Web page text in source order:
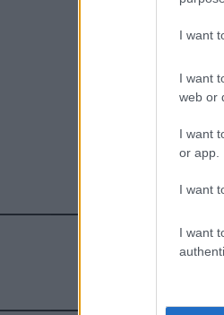
I want
I want
web or
I want
or app.
I want
I want